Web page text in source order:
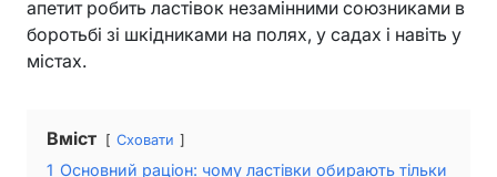
апетит робить ластівок незамінними союзниками в
боротьбі зі шкідниками на полях, у садах і навіть у
містах.
Вміст Сховати
1 Основний раціон: чому ластівки обирають тільки